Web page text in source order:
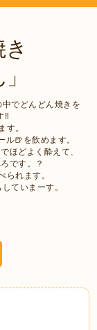
でどんどん焼きを
‼︎
す。
ル🍺を飲めます。
ほどよく酔えて、
です。？
られます。
ていまーす。